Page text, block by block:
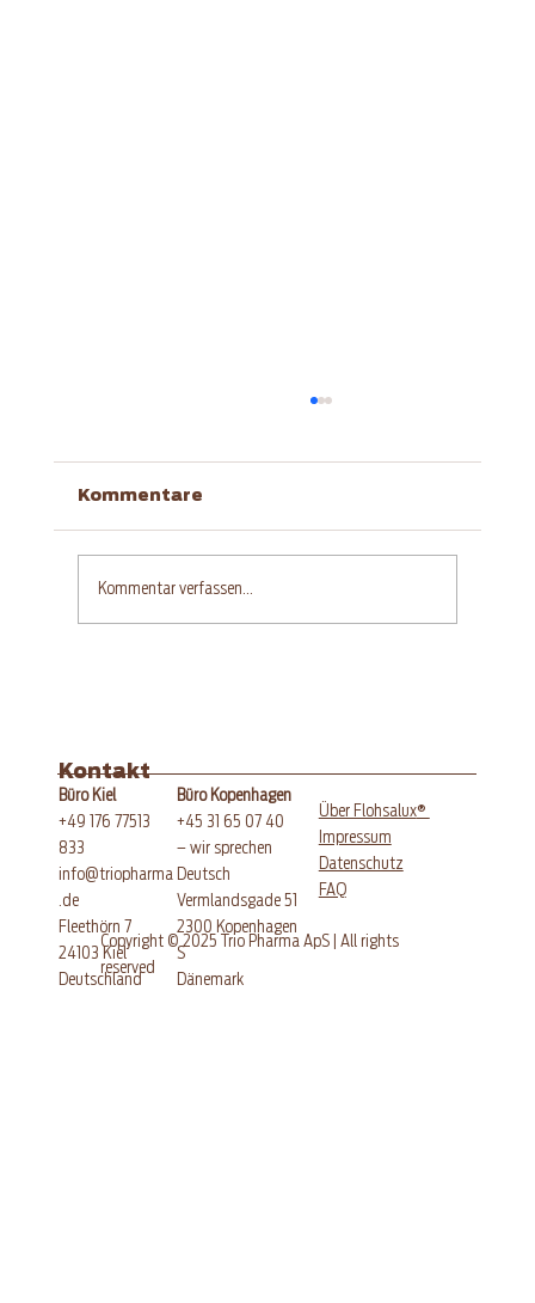
Kommentare
Kommentar verfassen...
Kontakt
Büro Kiel
+49 176 77513
833
info@triopharma
.de
Fleethörn 7
24103 Kiel
​Deutschland
Büro Kopenhagen
+45 31 65 07 40
– wir sprechen
Deutsch
Vermlandsgade 51
​2300 Kopenhagen
S
Dänemark
Über Flohsalux®
Impressum
Datenschutz
FAQ
Copyright © 2025 Trio Pharma ApS | All rights
reserved